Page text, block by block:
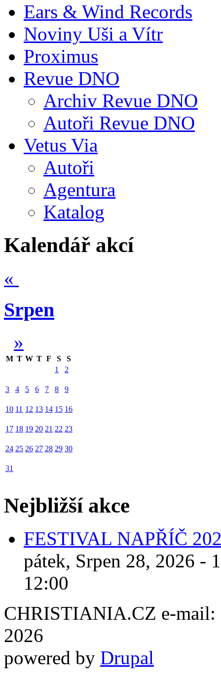
Ears & Wind Records
Noviny Uši a Vítr
Proximus
Revue DNO
Archiv Revue DNO
Autoři Revue DNO
Vetus Via
Autoři
Agentura
Katalog
Kalendář akcí
«
Srpen
»
M T W T F S
S
1
2
3 4 5 6 7 8 9
10 11 12 13 14 15 16
17 18 19 20 21 22 23
24 25 26 27 28 29 30
31
Nejbližší akce
FESTIVAL NAPŘÍČ
pátek, Srpen 28, 2026 -
12:00
CHRISTIANIA.CZ e-mail:
2026
powered by Drupal